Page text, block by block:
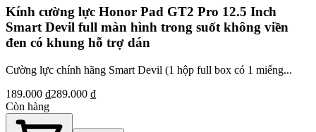
Kính cường lực Honor Pad GT2 Pro 12.5 Inch
Smart Devil full màn hình trong suốt không viền
đen có khung hỗ trợ dán
Cường lực chính hãng Smart Devil (1 hộp full box có 1 miếng...
189.000 ₫289.000 ₫
Còn hàng